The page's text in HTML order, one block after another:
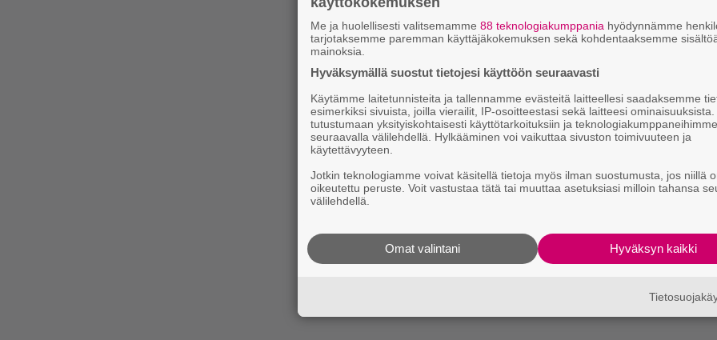
Me ja huolellisesti valitsemamme 88 teknologiakumppania hyödynnämme
tarjotaksemme paremman käyttäjäkokemuksen sekä kohdentaaksemme
mainoksia.
Hyväksymällä suostut tietojesi käyttöön seuraavasti
Käytämme laitetunnisteita ja tallennamme evästeitä laitteellesi saadaksemme
esimerkiksi sivuista, joilla vierailit, IP-osoitteestasi sekä laitteesi
tutustumaan yksityiskohtaisesti käyttötarkoituksiin ja teknologiakumppaneihimme
seuraavalla välilehdellä. Hylkääminen voi vaikuttaa sivuston toimivuuteen ja
käytettävyyteen.
Jotkin teknologiamme voivat käsitellä tietoja myös ilman suostumusta, jos niillä
oikeutettu peruste. Voit vastustaa tätä tai muuttaa asetuksiasi milloin tahansa
välilehdellä.
Hyväksyn kaikki
Omat valintani